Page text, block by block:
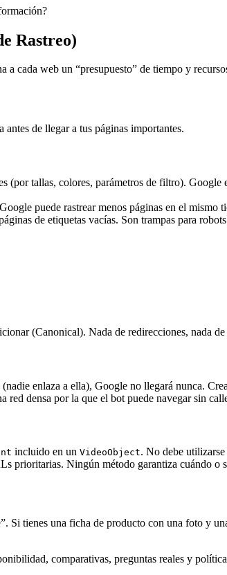
Rastreo)
cada web un “presupuesto” de tiempo y
de llegar a tus páginas importantes.
(por tallas, colores, parámetros de filtro).
puede rastrear menos páginas en el mismo
de etiquetas vacías. Son trampas para
(Canonical). Nada de redirecciones, nada
enlaza a ella), Google no llegará nunca.
red densa por la que el bot puede navegar sin
incluido en un VideoObject. No debe
prioritarias. Ningún método garantiza cuándo o
Si tienes una ficha de producto con una foto y
comparativas, preguntas reales y